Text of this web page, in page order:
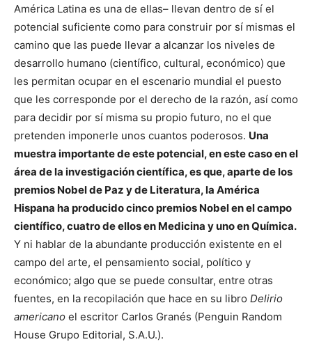
América Latina es una de ellas– llevan dentro de sí el
potencial suficiente como para construir por sí mismas el
camino que las puede llevar a alcanzar los niveles de
desarrollo humano (científico, cultural, económico) que
les permitan ocupar en el escenario mundial el puesto
que les corresponde por el derecho de la razón, así como
para decidir por sí misma su propio futuro, no el que
pretenden imponerle unos cuantos poderosos. Una
muestra importante de este potencial, en este caso en el
área de la investigación científica, es que, aparte de los
premios Nobel de Paz y de Literatura, la América
Hispana ha producido cinco premios Nobel en el campo
científico, cuatro de ellos en Medicina y uno en Química.
Y ni hablar de la abundante producción existente en el
campo del arte, el pensamiento social, político y
económico; algo que se puede consultar, entre otras
fuentes, en la recopilación que hace en su libro Delirio
americano el escritor Carlos Granés (Penguin Random
House Grupo Editorial, S.A.U.).